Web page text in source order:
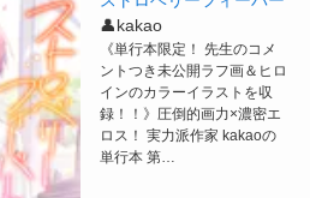
👤kakao
《単行本限定！ 先生のコメ
ントつき未公開ラフ画＆ヒロ
インのカラーイラストを収
録！！》圧倒的画力×濃密エ
ロス！ 実力派作家 kakaoの
単行本 第…